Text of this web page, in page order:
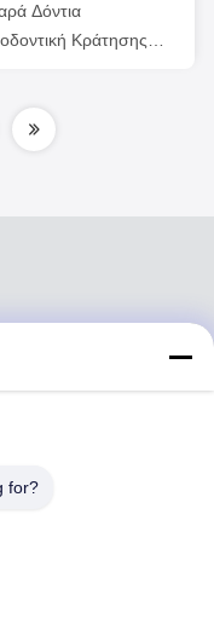
Δόντια
Κράτησης
for?